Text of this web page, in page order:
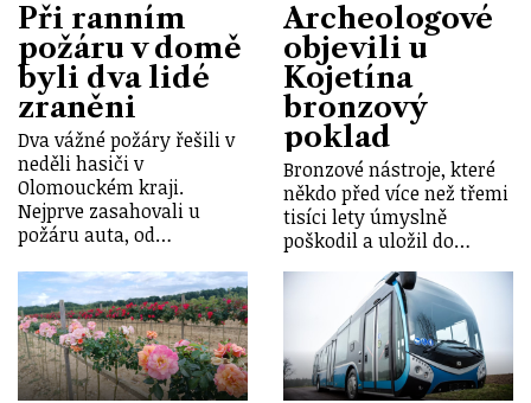
Při ranním
požáru v domě
byli dva lidé
zraněni
Dva vážné požáry řešili v
neděli hasiči v
Olomouckém kraji.
Nejprve zasahovali u
požáru auta, od…
Archeologové
objevili u
Kojetína
bronzový
poklad
Bronzové nástroje, které
někdo před více než třemi
tisíci lety úmyslně
poškodil a uložil do…